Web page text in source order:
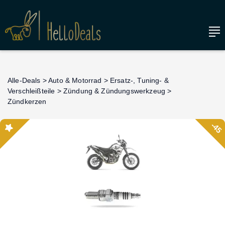
Alle-Deals >Auto & Motorrad > Ersatz-, Tuning- &
Verschleißteile > Zündung & Zündungswerkzeug >
Zündkerzen
-45